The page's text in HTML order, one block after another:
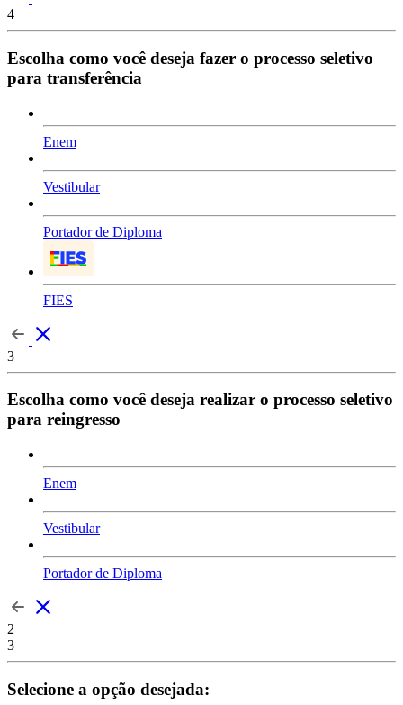
4
Escolha como você deseja fazer o processo seletivo
para transferência
Enem
Vestibular
Portador de Diploma
FIES
3
Escolha como você deseja realizar o processo seletivo
para reingresso
Enem
Vestibular
Portador de Diploma
2
3
Selecione a opção desejada: